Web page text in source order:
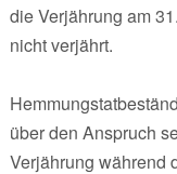
die Verjährung am
nicht verjährt.
über den Anspruch
Verjährung während